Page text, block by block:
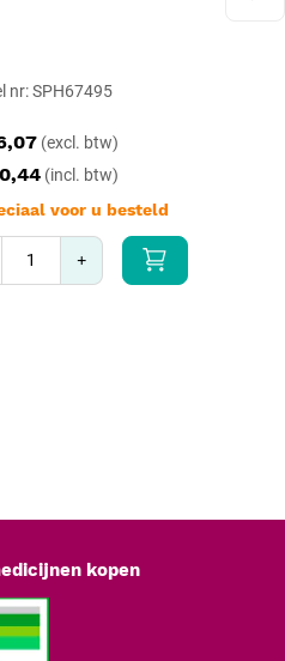
nr: SPH67495
voor u besteld
+
kopen